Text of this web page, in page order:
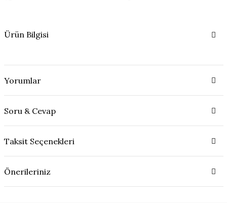
Ürün Bilgisi
Yorumlar
Soru & Cevap
Taksit Seçenekleri
Önerileriniz